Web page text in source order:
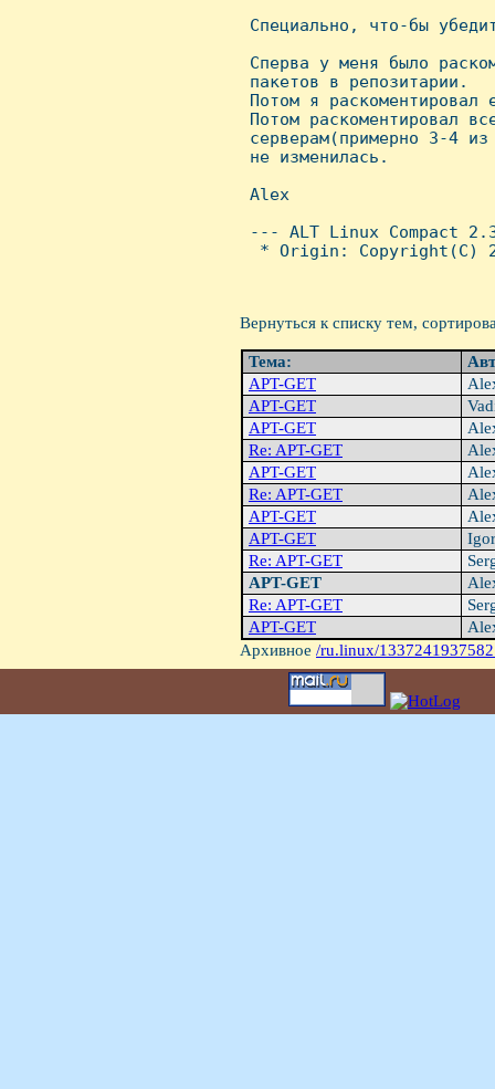
Специально, что-бы
Сперва у меня было
пакетов в репозитарии.
Потом я
Потом раскоментировал
серверам(примерно 3-4
не изменилась.
Alex
--- ALT Linux Compact
* Origin: Copyright(C)
Вернуться к списку тем,
Тема:
APT-GET
APT-GET
APT-GET
Re: APT-GET
APT-GET
Re: APT-GET
APT-GET
APT-GET
Re: APT-GET
APT-GET
Re: APT-GET
APT-GET
Архивное /ru.linux/